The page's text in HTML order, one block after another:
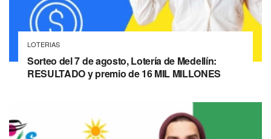
LOTERIAS
Sorteo del 7 de agosto, Lotería de Medellín:
RESULTADO y premio de 16 MIL MILLONES